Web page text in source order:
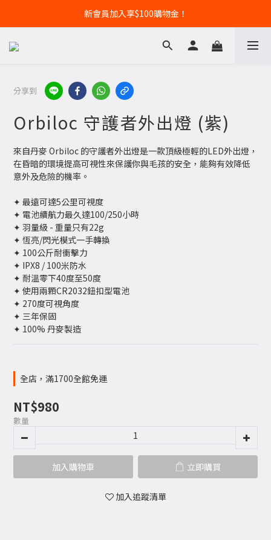
新會員加入享$100購物金！
分享到
Orbiloc 守護者外出燈 (紫)
來自丹麥 Orbiloc 的守護者外出燈是一款頂級極輕的LED外出燈，
在昏暗的環境提高可視性來保護你與毛孩的安全，能夠有效降低
意外及危險的機率。
✦ 最遠可達5公里可視度
✦ 電池續航力最久達100/250小時
✦ 羽量級 - 重量只有22g
✦ 恆亮/閃光模式一手轉換
✦ 100公斤耐衝擊力
✦ IPX8 / 100米防水
✦ 耐溫零下40度至50度
✦ 使用兩顆CR2032鈕扣型電池
✦ 270度可視角度
✦ 三年保固
✦ 100% 丹麥製造
全店，滿1700全館免運
NT$980
數量
加入購物車 立即購買
加入追蹤清單